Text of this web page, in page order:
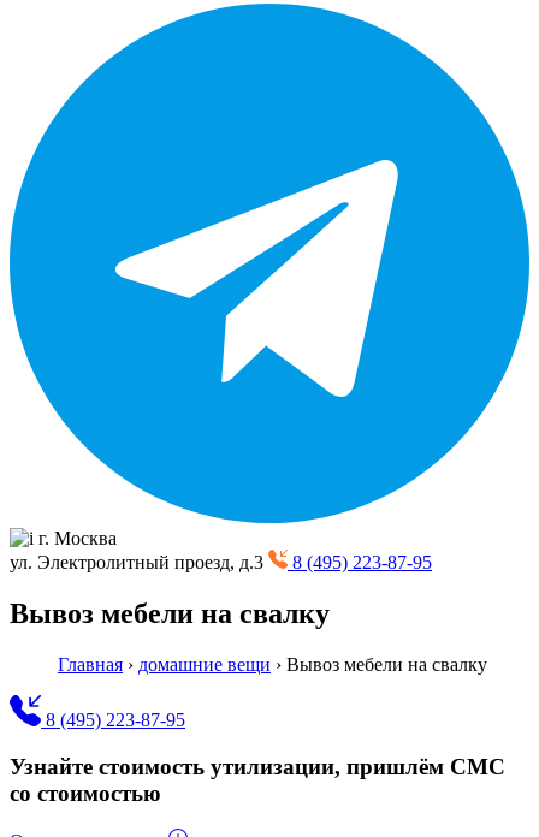
г. Москва
ул. Электролитный проезд, д.3
8 (495) 223-87-95
Вывоз мебели на свалку
Главная › домашние вещи › Вывоз мебели на свалку
8 (495) 223-87-95
Узнайте стоимость утилизации, пришлём СМС
со стоимостью